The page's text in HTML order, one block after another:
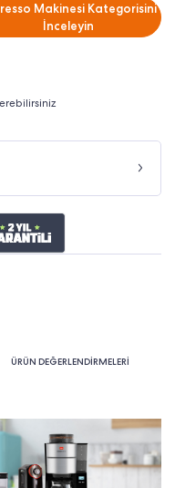
Makinesi Kategorisini
İnceleyin
ÜRÜN DEĞERLENDİRMELERİ